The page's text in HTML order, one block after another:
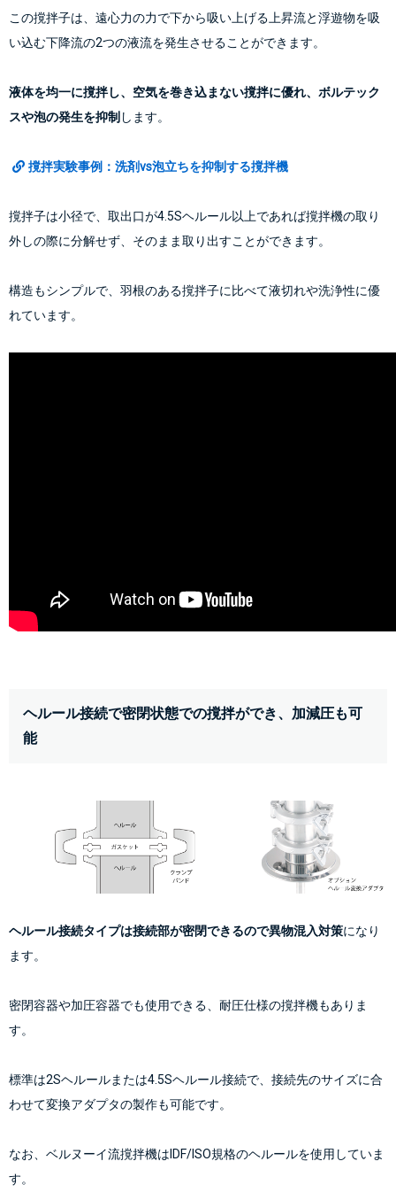
この撹拌子は、遠心力の力で下から吸い上げる上昇流と浮遊物を吸
い込む下降流の2つの液流を発生させることができます。
液体を均一に撹拌し、空気を巻き込まない撹拌に優れ、ボルテック
スや泡の発生を抑制 します。
撹拌実験事例：洗剤vs泡立ちを抑制する撹拌機
撹拌子は小径で、取出口が4.5Sヘルール以上であれば撹拌機の取り
外しの際に分解せず、そのまま取り出すことができます。
構造もシンプルで、羽根のある撹拌子に比べて液切れや洗浄性に優
れています。
ヘルール接続で密閉状態での撹拌ができ、加減圧も可
能
ヘルール接続タイプは接続部が密閉できるので異物混入対策になり
ます。
密閉容器や加圧容器でも使用できる、耐圧仕様の撹拌機もありま
す。
標準は2Sヘルールまたは4.5Sヘルール接続で、接続先のサイズに合
わせて変換アダプタの製作も可能です。
なお、ベルヌーイ流撹拌機はIDF/ISO規格のヘルールを使用していま
す。